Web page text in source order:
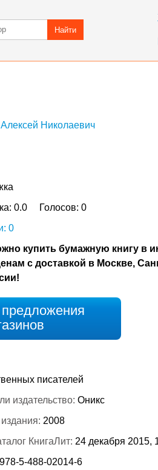
Найти
Николаевич
0.0 Голосов: 0
0
купить бумажную книгу в
с доставкой в Москве,
писателей
издательство: Оникс
2008
КнигаЛит: 24 декабря 2015,
5-488-02014-6